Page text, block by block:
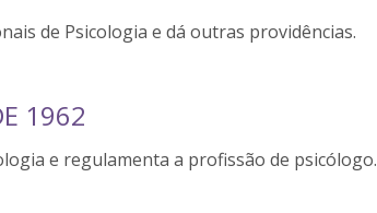
de Psicologia e dá outras providências.
1962
e regulamenta a profissão de psicólogo.